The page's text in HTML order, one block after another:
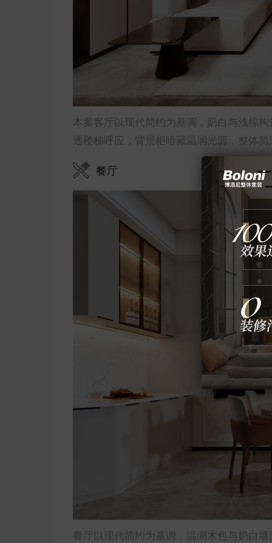
本案客厅以现代简约为基调，奶白与浅棕
透楼梯呼应，背景柜暗藏温润光源，整体
餐厅
餐厅以现代简约为基调，温润木色与奶白